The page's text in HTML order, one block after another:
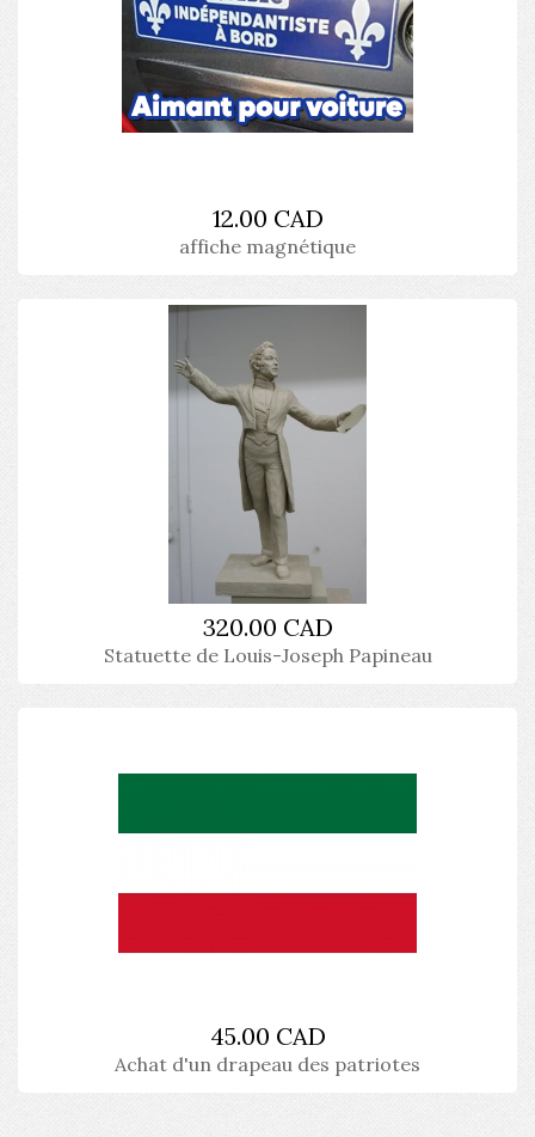
12.00 CAD
affiche magnétique
320.00 CAD
Statuette de Louis-Joseph Papineau
45.00 CAD
Achat d'un drapeau des patriotes